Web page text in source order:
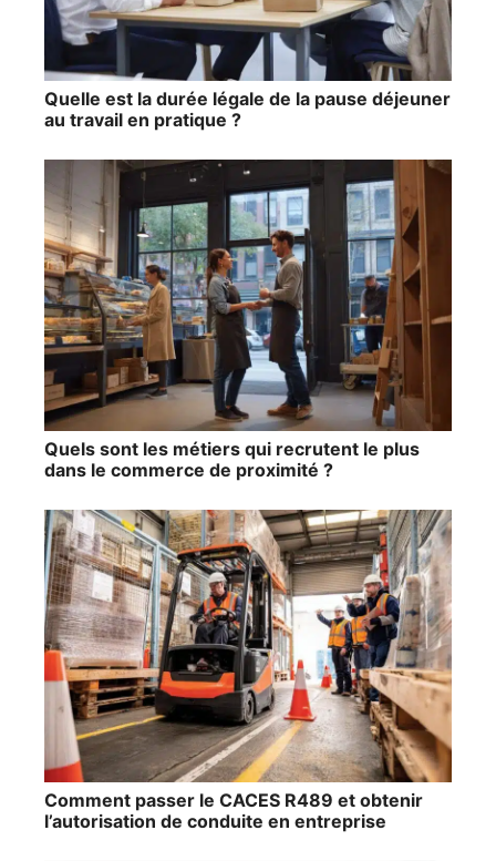
Quelle est la durée légale de la pause déjeuner
au travail en pratique ?
Quels sont les métiers qui recrutent le plus
dans le commerce de proximité ?
Comment passer le CACES R489 et obtenir
l’autorisation de conduite en entreprise